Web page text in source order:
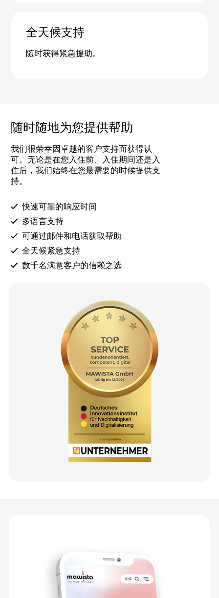
全天候支持
随时获得紧急援助。
随时随地为您提供帮助
我们很荣幸因卓越的客户支持而获得认
可。无论是在您入住前、入住期间还是入
住后，我们始终在您最需要的时候提供支
持。
快速可靠的响应时间
多语言支持
可通过邮件和电话获取帮助
全天候紧急支持
数千名满意客户的信赖之选